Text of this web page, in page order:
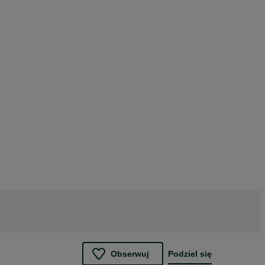
Obserwuj Podziel się